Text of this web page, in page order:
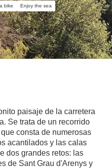
bike Enjoy the sea
paisaje de la carretera
Se trata de un recorrido
consta de numerosas
acantilados y las calas
dos grandes retos: las
de Sant Grau d'Arenys y